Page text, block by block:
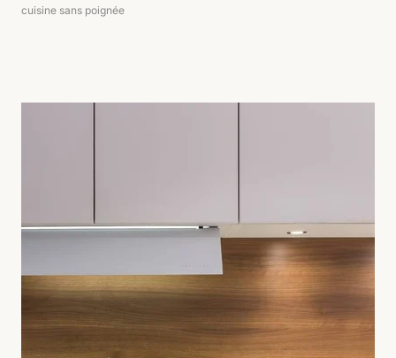
cuisine sans poignée